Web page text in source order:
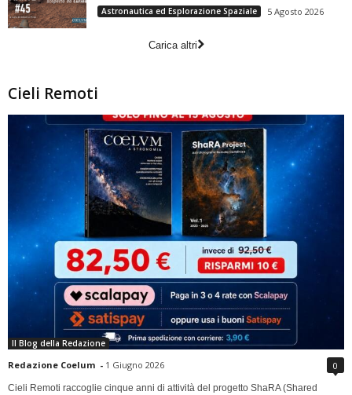
Astronautica ed Esplorazione Spaziale 5 Agosto 2026
Carica altri
Cieli Remoti
Il Blog della Redazione
Redazione Coelum - 1 Giugno 2026 0
Cieli Remoti raccoglie cinque anni di attività del progetto ShaRA (Shared